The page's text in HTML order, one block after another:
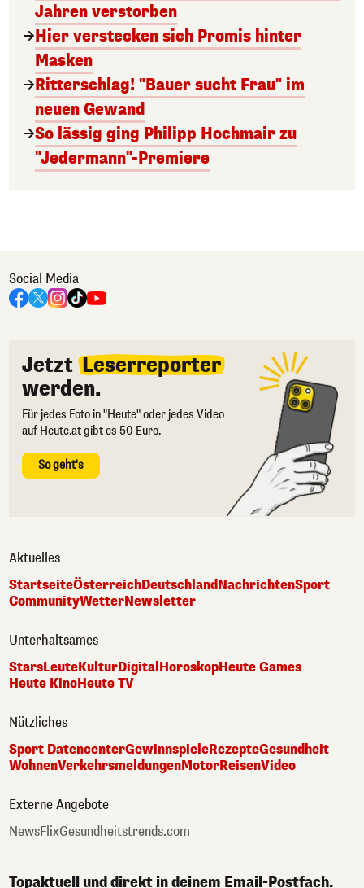
Jahren verstorben
Hier verstecken sich Promis hinter
Masken
Ritterschlag! "Bauer sucht Frau" im
neuen Gewand
So lässig ging Philipp Hochmair zu
"Jedermann"-Premiere
Social Media
Jetzt Leserreporter
werden.
Für jedes Foto in "Heute" oder jedes Video
auf Heute.at gibt es 50 Euro.
So geht's
Aktuelles
StartseiteÖsterreichDeutschlandNachrichtenSport
CommunityWetterNewsletter
Unterhaltsames
StarsLeuteKulturDigital HoroskopHeute Games
Heute KinoHeute TV
Nützliches
Sport DatencenterGewinnspieleRezepteGesundheit
WohnenVerkehrsmeldungenMotorReisenVideo
Externe Angebote
NewsFlixGesundheitstrends.com
Topaktuell und direkt in deinem Email-Postfach.